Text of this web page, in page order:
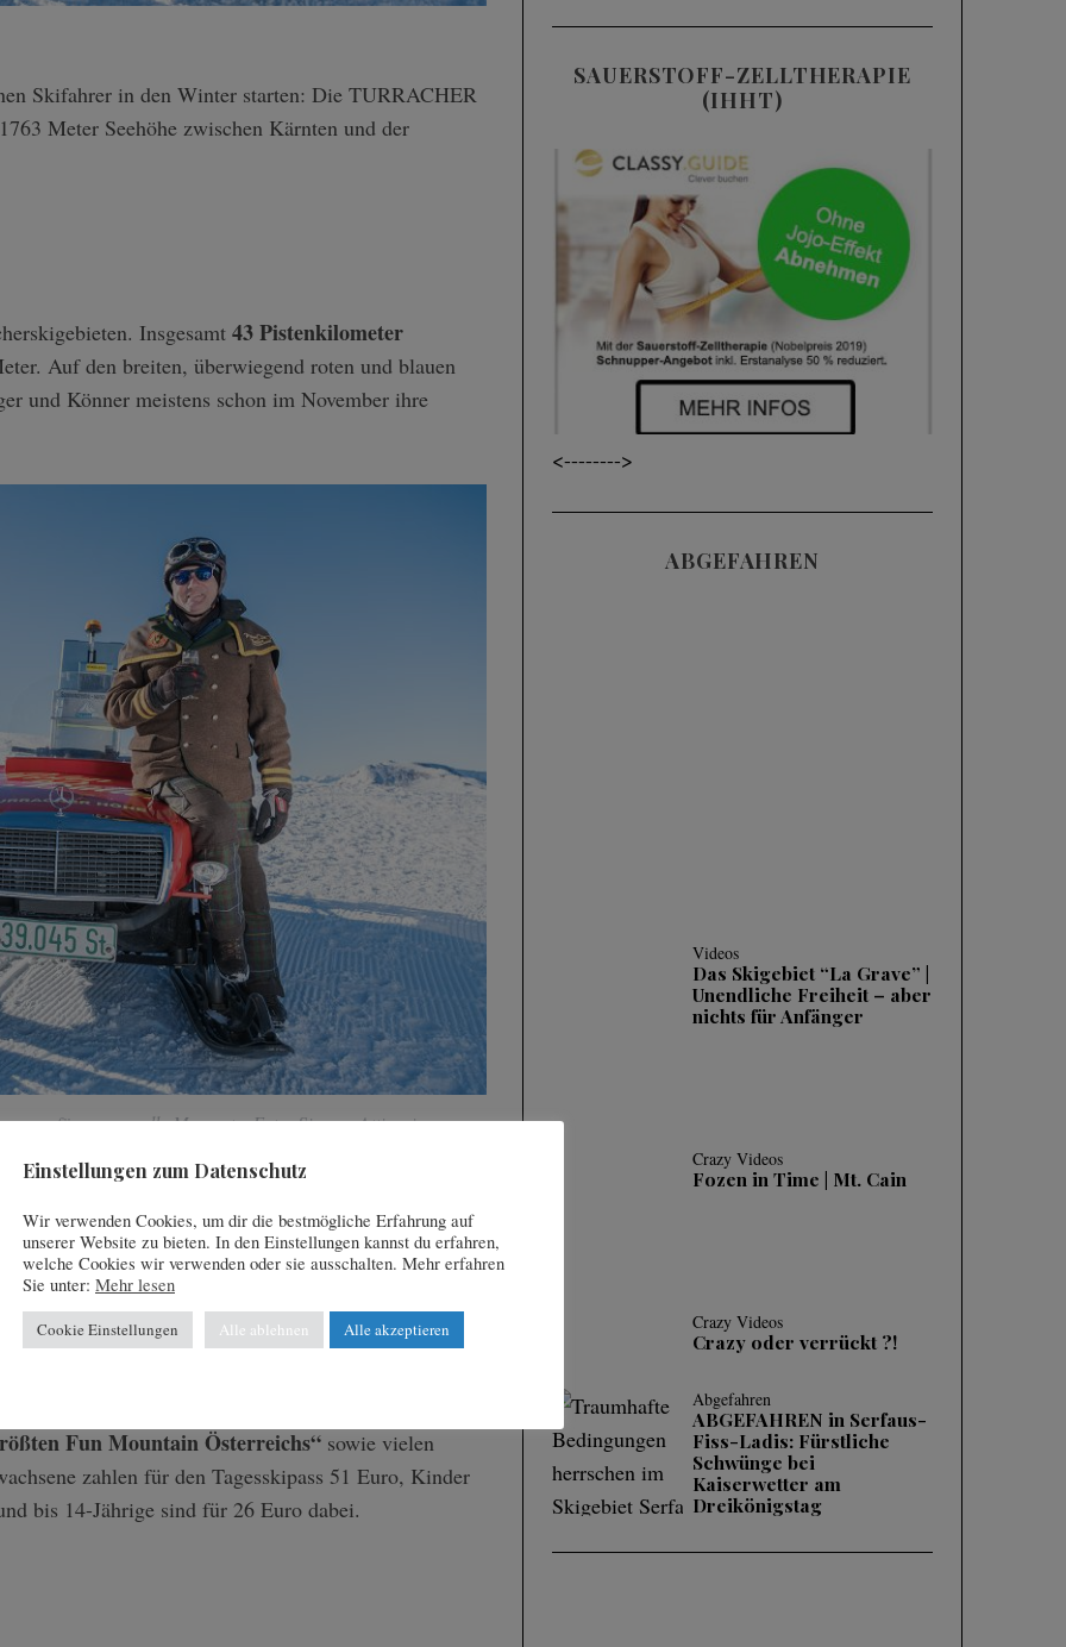
Meter Seehöhe zwischen Kärnten und der
Insgesamt 43 Pistenkilometer
Auf den breiten, überwiegend roten und blauen
und Könner meistens schon im November ihre
für genussvolle Momente. Foto: Simone Attisani
oder einer Süßigkeit überrascht. Mit dem
Service für alle Gäste. Wer in einem „Butler-
Programm teilnehmen und auf geführten
kennenlernen.
den zugefrorenen Turracher See. Foto: Peter Maier
Fun Mountain Österreichs“ sowie vielen
zahlen für den Tagesskipass 51 Euro, Kinder
bis 14-Jährige sind für 26 Euro dabei.
SAUERSTOFF-ZELLTHERAPIE
(IHHT)
<-------->
ABGEFAHREN
Videos
Das Skigebiet “La Grave” |
Unendliche Freiheit – aber
nichts für Anfänger
Crazy Videos
Fozen in Time | Mt. Cain
Crazy Videos
Crazy oder verrückt ?!
Abgefahren
ABGEFAHREN in Serfaus-
Fiss-Ladis: Fürstliche
Schwünge bei
Kaiserwetter am
Dreikönigstag
Einstellungen zum Datenschutz
Wir verwenden Cookies, um dir die bestmögliche Erfahrung auf
unserer Website zu bieten. In den Einstellungen kannst du erfahren,
welche Cookies wir verwenden oder sie ausschalten. Mehr erfahren
Sie unter: Mehr lesen
Cookie Einstellungen Alle ablehnen Alle akzeptieren